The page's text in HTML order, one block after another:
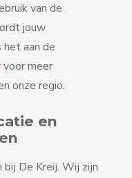
van de
jouw
het aan de
voor meer
onze regio.
en
De Kreij. Wij zijn